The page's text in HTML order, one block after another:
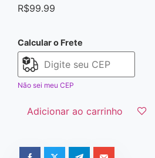
R$99.99
Calcular o Frete
Não sei meu CEP
Adicionar ao carrinho